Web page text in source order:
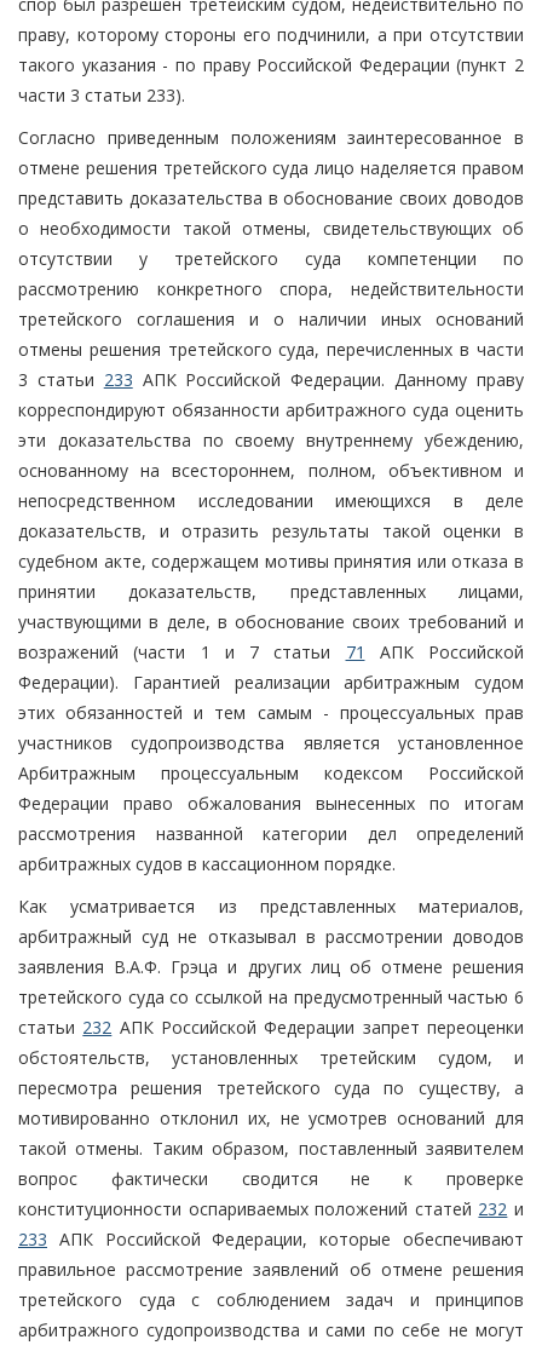
праву, которому стороны его подчинили, а при отсутствии
такого указания - по праву Российской Федерации (пункт 2
части 3 статьи 233).
Согласно приведенным положениям заинтересованное в
отмене решения третейского суда лицо наделяется правом
представить доказательства в обоснование своих доводов
о необходимости такой отмены, свидетельствующих об
отсутствии у третейского суда компетенции по
рассмотрению конкретного спора, недействительности
третейского соглашения и о наличии иных оснований
отмены решения третейского суда, перечисленных в части
3 статьи 233 АПК Российской Федерации. Данному праву
корреспондируют обязанности арбитражного суда оценить
эти доказательства по своему внутреннему убеждению,
основанному на всестороннем, полном, объективном и
непосредственном исследовании имеющихся в деле
доказательств, и отразить результаты такой оценки в
судебном акте, содержащем мотивы принятия или отказа в
принятии доказательств, представленных лицами,
участвующими в деле, в обоснование своих требований и
возражений (части 1 и 7 статьи 71
АПК Российской
Федерации). Гарантией реализации арбитражным судом
этих обязанностей и тем самым - процессуальных прав
участников судопроизводства является установленное
Арбитражным процессуальным кодексом Российской
Федерации право обжалования вынесенных по итогам
рассмотрения названной категории дел определений
арбитражных судов в кассационном порядке.
Как усматривается из представленных материалов,
арбитражный суд не отказывал в рассмотрении доводов
заявления В.А.Ф. Грэца и других лиц об отмене решения
третейского суда со ссылкой на предусмотренный частью 6
статьи 232 АПК Российской Федерации запрет переоценки
обстоятельств, установленных третейским судом, и
пересмотра решения третейского суда по существу, а
мотивированно отклонил их, не усмотрев оснований для
такой отмены. Таким образом, поставленный заявителем
вопрос фактически сводится не к проверке
конституционности оспариваемых положений статей 232 и
233 АПК Российской Федерации, которые обеспечивают
правильное рассмотрение заявлений об отмене решения
третейского суда с соблюдением задач и принципов
арбитражного судопроизводства и сами по себе не могут